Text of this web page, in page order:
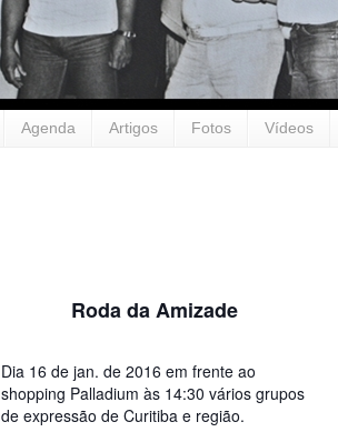
Agenda Artigos Fotos Vídeos
Roda da Amizade
Dia 16 de jan. de 2016 em frente ao
shopping Palladium às 14:30 vários grupos
de expressão de Curitiba e região.